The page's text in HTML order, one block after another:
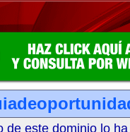
de este dominio lo